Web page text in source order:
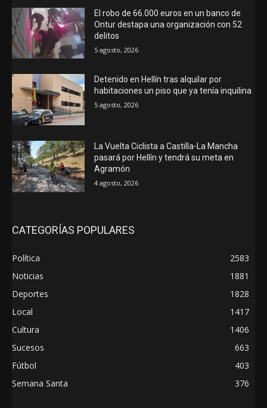
El robo de 66.000 euros en un banco de
Ontur destapa una organización con 52
delitos
5 agosto, 2026
Detenido en Hellín tras alquilar por
habitaciones un piso que ya tenía inquilina
5 agosto, 2026
La Vuelta Ciclista a Castilla-La Mancha
pasará por Hellín y tendrá su meta en
Agramón
4 agosto, 2026
CATEGORÍAS POPULARES
Política
2583
Noticias
1881
Deportes
1828
Local
1417
Cultura
1406
Sucesos
663
Fútbol
403
Semana Santa
376